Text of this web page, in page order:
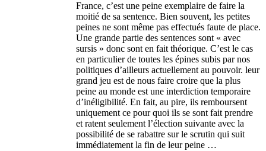
France, c’est une peine exemplaire de faire la
moitié de sa sentence. Bien souvent, les petites
peines ne sont même pas effectués faute de place.
Une grande partie des sentences sont « avec
sursis » donc sont en fait théorique. C’est le cas
en particulier de toutes les épines subis par nos
politiques d’ailleurs actuellement au pouvoir. leur
grand jeu est de nous faire croire que la plus
peine au monde est une interdiction temporaire
d’inéligibilité. En fait, au pire, ils remboursent
uniquement ce pour quoi ils se sont fait prendre
et ratent seulement l’élection suivante avec la
possibilité de se rabattre sur le scrutin qui suit
immédiatement la fin de leur peine …